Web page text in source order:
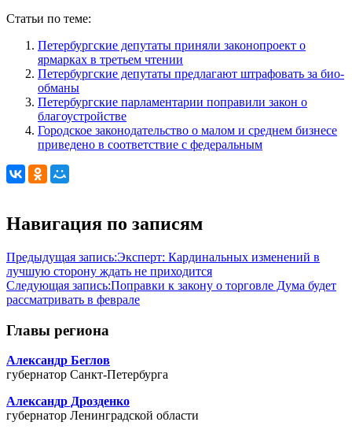
Статьи по теме:
Петербургские депутаты приняли законопроект о
ярмарках в третьем чтении
Петербургские депутаты предлагают штрафовать за био-
обманы
Петербургские парламентарии поправили закон о
благоустройстве
Городское законодательство о малом и среднем бизнесе
приведено в соответствие с федеральным
Навигация по записям
Предыдущая запись:Эксперт: Кардинальных изменений в
лучшую сторону ждать не приходится
Следующая запись:Поправки к закону о торговле Дума будет
рассматривать в феврале
Главы региона
Александр Беглов
губернатор Санкт-Петербурга
Александр Дрозденко
губернатор Ленинградской области